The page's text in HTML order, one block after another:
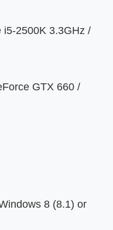
i5-2500K 3.3GHz /
GTX 660 /
8 (8.1) or